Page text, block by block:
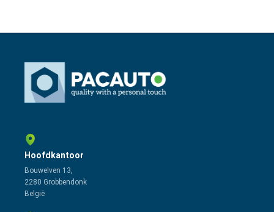
Hoofdkantoor
Bouwelven 13,
2280 Grobbendonk
België